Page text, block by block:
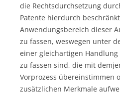
die Rechtsdurchsetzung
Patente hierdurch
Anwendungsbereich dieser
zu fassen, weswegen unter
einer gleichartigen
zu fassen sind, die mit
Vorprozess übereinstimmen
zusätzlichen Merkmale